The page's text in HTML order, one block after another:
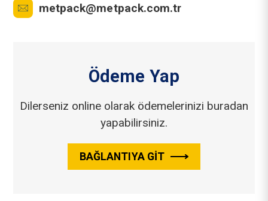
metpack@metpack.com.tr
Ödeme Yap
Dilerseniz online olarak ödemelerinizi buradan
yapabilirsiniz.
BAĞLANTIYA GIT